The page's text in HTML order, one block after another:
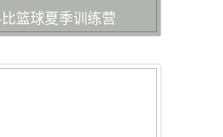
篮球夏季训练营